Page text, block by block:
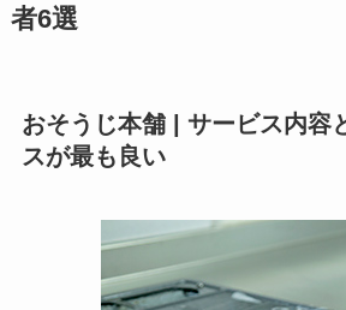
者6選
おそうじ本舗 | サービス内容
スが最も良い